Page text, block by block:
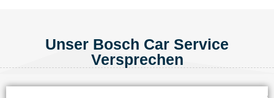
Unser Bosch Car Service
Versprechen